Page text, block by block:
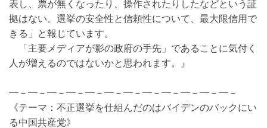
表し、票が無くなったり、操作されたりしたなどという証
拠はない。選挙の安全性と信頼性について、最大限信用で
きる」と報じています。
「主要メディアが影の政府の手先」であることに気付く
人が増えるのではないかと思われます。』
━－━－━－━－━－━－━－━－━－━－━－━－
《テーマ：不正選挙を仕組んだのはバイデンのバックにい
る中国共産党》